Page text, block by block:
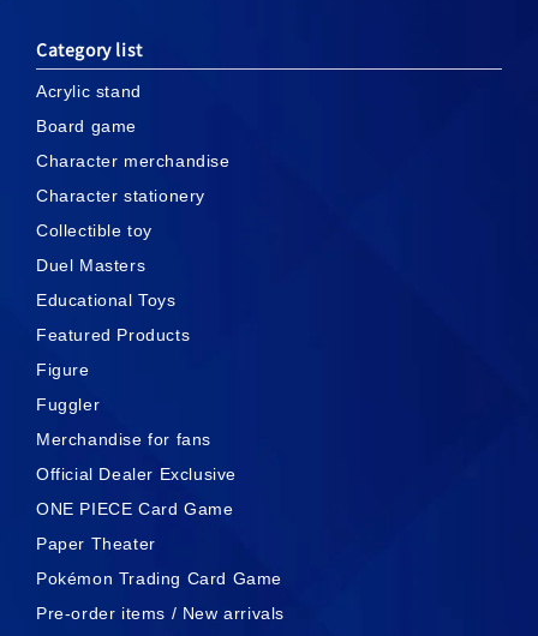
Category list
Acrylic stand
Board game
Character merchandise
Character stationery
Collectible toy
Duel Masters
Educational Toys
Featured Products
Figure
Fuggler
Merchandise for fans
Official Dealer Exclusive
ONE PIECE Card Game
Paper Theater
Pokémon Trading Card Game
Pre-order items / New arrivals